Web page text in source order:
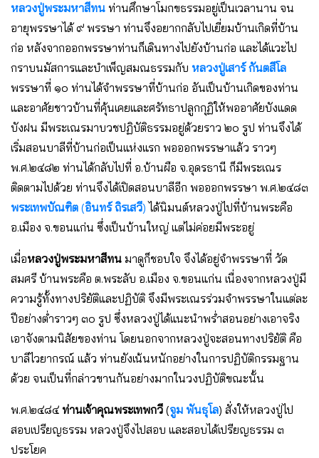
หลวงปู่พระมหาสีทน ท่านศึกษาโมกขธรรมอยู่เป็นเวลานาน จน
อายุพรรษาได้ ๙ พรรษา ท่านจึงอยากกลับไปเยี่ยมบ้านเกิดที่บ้าน
ก่อ หลังจากออกพรรษาท่านก็เดินทางไปยังบ้านก่อ และได้แวะไป
กราบนมัสการและบำเพ็ญสมณธรรมกับ หลวงปู่เสาร์ กันตสีโล
พรรษาที่ ๑๐ ท่านได้จำพรรษาที่บ้านก่อ อันเป็นบ้านเกิดของท่าน
และอาศัยชาวบ้านที่คุ้นเคยและศรัทธาปลูกกุฏิให้พออาศัยบังแดด
บังฝน มีพระเณรมาบวชปฏิบัติธรรมอยู่ด้วยราว ๒๐ รูป ท่านจึงได้
เริ่มสอนบาลีที่บ้านก่อเป็นแห่งแรก พอออกพรรษาแล้ว ราวๆ
พ.ศ.๒๔๘๒ ท่านได้กลับไปที่ อ.บ้านผือ จ.อุดรธานี ก็มีพระเณร
ติดตามไปด้วย ท่านจึงได้เปิดสอนบาลีอีก พอออกพรรษา พ.ศ.๒๔๘๓
พระเทพบัณฑิต (อินทร์ ถิรเสวี) ได้นิมนต์หลวงปู่ไปที่บ้านพระคือ
อ.เมือง จ.ขอนแก่น ซึ่งเป็นบ้านใหญ่ แต่ไม่ค่อยมีพระอยู่
เมื่อหลวงปู่พระมหาสีทน มาดูก็ชอบใจ จึงได้อยู่จำพรรษาที่ วัด
สมศรี บ้านพระคือ ต.พระลับ อ.เมือง จ.ขอนแก่น เนื่องจากหลวงปู่มี
ความรู้ทั้งทางปริยัติและปฏิบัติ จึงมีพระเณรร่วมจำพรรษาในแต่ละ
ปีอย่างต่ำราวๆ ๓๐ รูป ซึ่งหลวงปู่ได้แนะนำพร่ำสอนอย่างเอาจริง
เอาจังตามนิสัยของท่าน โดยนอกจากหลวงปู่จะสอนทางปริยัติ คือ
บาลีไวยากรณ์ แล้ว ท่านยังเน้นหนักอย่างในการปฏิบัติกรรมฐาน
ด้วย จนเป็นที่กล่าวขานกันอย่างมากในวงปฏิบัติขณะนั้น
พ.ศ.๒๔๘๔ ท่านเจ้าคุณพระเทพกวี (จูม พันธุโล) สั่งให้หลวงปู่ไป
สอบเปรียญธรรม หลวงปู่จึงไปสอบ และสอบได้เปรียญธรรม ๓
ประโยค